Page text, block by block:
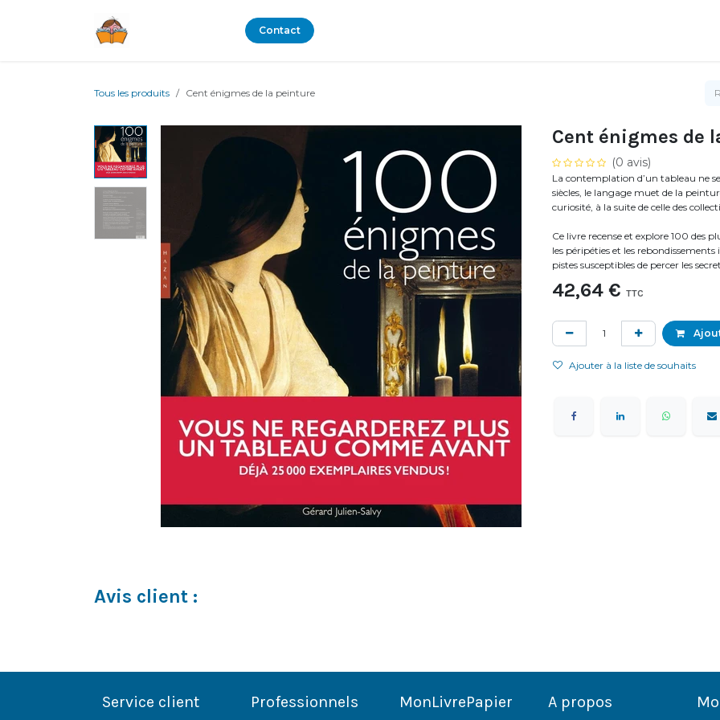
Contact
Tous les produits Cent énigmes de la peinture
Cent énigmes de
(0 avis)
La contemplation d’un tableau ne
siècles, le langage muet de la
curiosité, à la suite de celle des
Ce livre recense et explore 100 des
les péripéties et les
pistes susceptibles de percer les
42,64 € TTC
Ajouter à la liste de souhaits
Avis client :
Service client Professionnels MonLivrePapier A propos